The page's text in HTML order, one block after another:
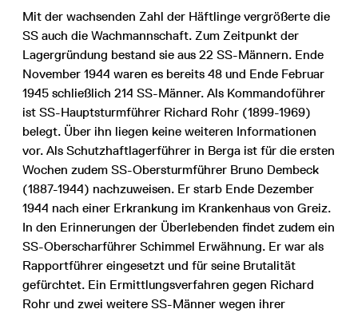
Mit der wachsenden Zahl der Häftlinge vergrößerte die
SS auch die Wachmannschaft. Zum Zeitpunkt der
Lagergründung bestand sie aus 22 SS-Männern. Ende
November 1944 waren es bereits 48 und Ende Februar
1945 schließlich 214 SS-Männer. Als Kommandoführer
ist SS-Hauptsturmführer Richard Rohr (1899-1969)
belegt. Über ihn liegen keine weiteren Informationen
vor. Als Schutzhaftlagerführer in Berga ist für die ersten
Wochen zudem SS-Obersturmführer Bruno Dembeck
(1887-1944) nachzuweisen. Er starb Ende Dezember
1944 nach einer Erkrankung im Krankenhaus von Greiz.
In den Erinnerungen der Überlebenden findet zudem ein
SS-Oberscharführer Schimmel Erwähnung. Er war als
Rapportführer eingesetzt und für seine Brutalität
gefürchtet. Ein Ermittlungsverfahren gegen Richard
Rohr und zwei weitere SS-Männer wegen ihrer